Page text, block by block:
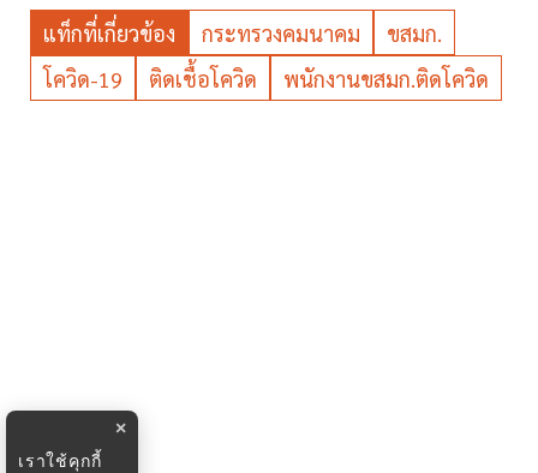
แท็กที่เกี่ยวข้อง กระทรวงคมนาคม
ขสมก.
โควิด-19
ติดเชื้อโควิด พนักงานขสมก.ติดโควิด
×
เราใช้คุกกี้